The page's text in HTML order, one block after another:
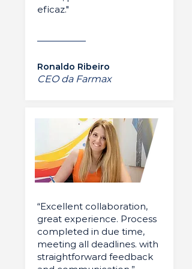
eficaz."
Ronaldo Ribeiro
CEO da Farmax
“Excellent collaboration,
great experience. Process
completed in due time,
meeting all deadlines. with
straightforward feedback